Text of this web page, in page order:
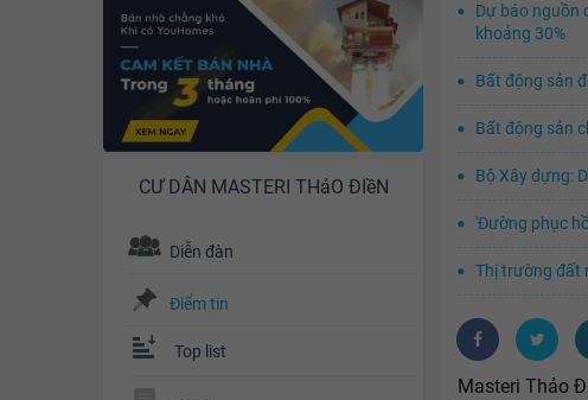
CƯ DÂN MASTERI THảO ĐIềN
Diễn đàn
Điểm tin
ꜜ Top list
Dự báo nguồn
khoảng 30%
Bất động sản
Bất động sản
Bộ Xây dựng:
'Đường phục
Thị trường đất
Masteri Thảo